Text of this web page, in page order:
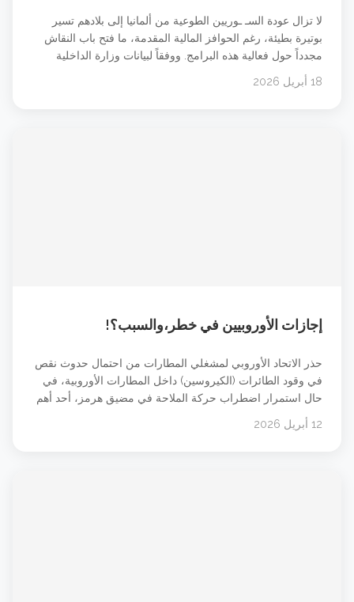
لا تزال عودة السـ ـوريين الطوعية من ألمانيا إلى بلادهم تسير
بوتيرة بطيئة، رغم الحوافز المالية المقدمة، ما فتح باب النقاش
مجدداً حول فعالية هذه البرامج. ووفقاً لبيانات وزارة الداخلية
18 أبريل 2026
إجازات الأوروبيين في خطر،والسبب؟!
حذر الاتحاد الأوروبي لمشغلي المطارات من احتمال حدوث نقص
في وقود الطائرات (الكيروسين) داخل المطارات الأوروبية، في
حال استمرار اضطراب حركة الملاحة في مضيق هرمز، أحد أهم
الممرات البحرية لنقل الطاقة عالمياً. وبحسب ما نقلته وكالة
12 أبريل 2026